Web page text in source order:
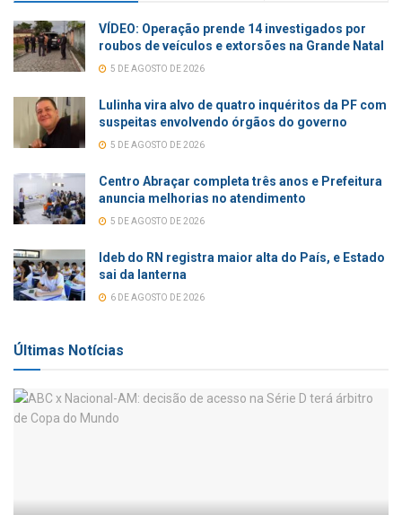
VÍDEO: Operação prende 14 investigados por
roubos de veículos e extorsões na Grande Natal
5 DE AGOSTO DE 2026
Lulinha vira alvo de quatro inquéritos da PF com
suspeitas envolvendo órgãos do governo
5 DE AGOSTO DE 2026
Centro Abraçar completa três anos e Prefeitura
anuncia melhorias no atendimento
5 DE AGOSTO DE 2026
Ideb do RN registra maior alta do País, e Estado
sai da lanterna
6 DE AGOSTO DE 2026
Últimas Notícias